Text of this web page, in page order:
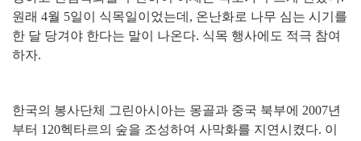
원래 4월 5일이 식목일이었는데 , 온난화로 나무 심는 시기를
한 달 당겨야 한다는 말이 나온다. 식목 행사에도 적극 참여
하자.
한국의 봉사단체 그린아시아는 몽골과 중국 북부에 2007년
부터 120헥타르의 숲을 조성하여 사막화를 지연시켰다. 이